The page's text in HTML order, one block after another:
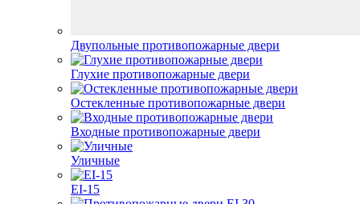
Двупольные противопожарные двери
Глухие противопожарные двери
Остекленные противопожарные двери
Входные противопожарные двери
Уличные
EI-15